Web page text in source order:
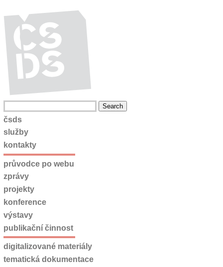
čsds
služby
kontakty
průvodce po webu
zprávy
projekty
konference
výstavy
publikační činnost
digitalizované materiály
tematická dokumentace